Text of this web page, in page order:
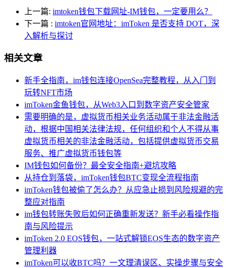
上一篇: imtoken钱包下载网址-IM钱包，一定要用么？
下一篇 : imtoken官网地址：imToken 是否支持 DOT，深
入解析与探讨
相关文章
新手全指南，im钱包连接OpenSea完整教程，从入门到
玩转NFT市场
imToken金鱼钱包，从Web3入口到数字资产安全管家
需要明确的是，虚拟货币相关业务活动属于非法金融活
动，根据中国相关法律法规，任何组织和个人不得从事
虚拟货币相关的非法金融活动，包括提供虚拟货币交易
服务、推广虚拟货币钱包等
IM钱包如何备份？最全安全指南+避坑攻略
从持仓到落袋，imToken钱包BTC变现全流程指南
imToken钱包被偷了怎么办？从应急止损到风险规避的完
整应对指南
im钱包转账失败后如何正确重新发送？新手必看操作指
南与风险提示
imToken 2.0 EOS钱包，一站式解锁EOS生态的数字资产
管理利器
imToken可以收BTC吗？一文理清误区、实操步骤与安全